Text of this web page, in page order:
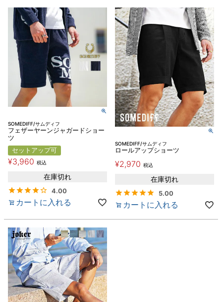
SOMEDIFF/サムディフ
フェザーヤーンジャガードショー
ツ
セットアップ可
¥3,960 税込
在庫切れ
4.00
カートに入れる
SOMEDIFF/サムディフ
ロールアップショーツ
¥2,970 税込
在庫切れ
5.00
カートに入れる